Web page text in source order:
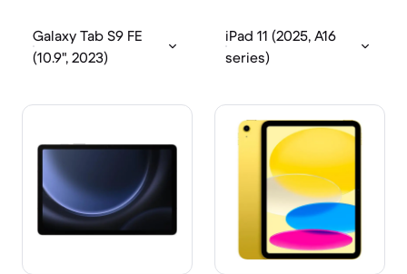
Galaxy Tab S9 FE
(10.9", 2023)
iPad 11 (2025, A16
series)